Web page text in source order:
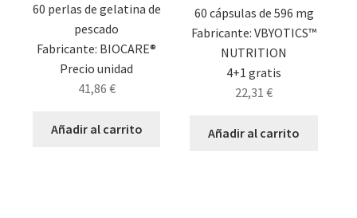
60 perlas de gelatina de
pescado
Fabricante: BIOCARE®
Precio unidad
41,86 €
Añadir al carrito
60 cápsulas de 596 mg
Fabricante: VBYOTICS™
NUTRITION
4+1 gratis
22,31€
Añadir al carrito